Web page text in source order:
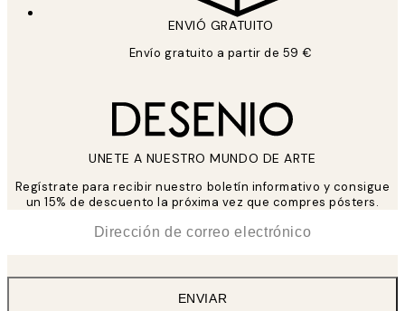
ENVIÓ GRATUITO
Envío gratuito a partir de 59 €
UNETE A NUESTRO MUNDO DE ARTE
Regístrate para recibir nuestro boletín informativo y consigue
un 15% de descuento la próxima vez que compres pósters.
ENVIAR